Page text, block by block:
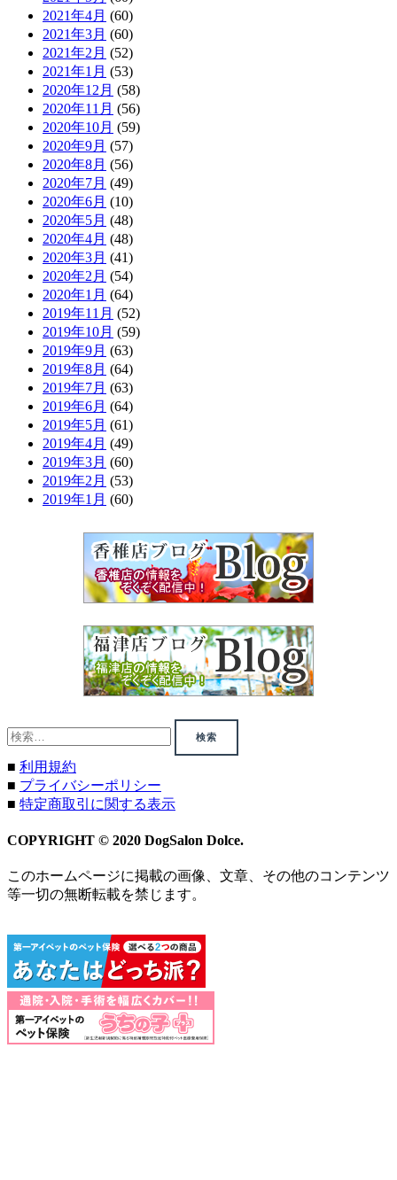
2021年4月 (60)
2021年3月 (60)
2021年2月 (52)
2021年1月 (53)
2020年12月 (58)
2020年11月 (56)
2020年10月 (59)
2020年9月 (57)
2020年8月 (56)
2020年7月 (49)
2020年6月 (10)
2020年5月 (48)
2020年4月 (48)
2020年3月 (41)
2020年2月 (54)
2020年1月 (64)
2019年11月 (52)
2019年10月 (59)
2019年9月 (63)
2019年8月 (64)
2019年7月 (63)
2019年6月 (64)
2019年5月 (61)
2019年4月 (49)
2019年3月 (60)
2019年2月 (53)
2019年1月 (60)
検
索:
■ 利用規約
■ プライバシーポリシー
■ 特定商取引に関する表示
COPYRIGHT © 2020 DogSalon Dolce.
このホームページに掲載の画像、文章、その他のコンテンツ
等一切の無断転載を禁じます。